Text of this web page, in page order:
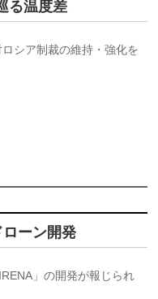
る温度差
シア制裁の維持・強化を
ーン開発
」の開発が報じられ